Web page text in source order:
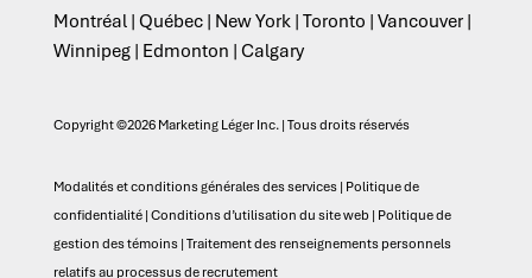
Montréal | Québec | New York | Toronto | Vancouver |
Winnipeg | Edmonton | Calgary
Copyright ©2026 Marketing Léger Inc. | Tous droits réservés
Modalités et conditions générales des services| Politique de
confidentialité| Conditions d’utilisation du site web | Politique de
gestion des témoins| Traitement des renseignements personnels
relatifs au processus de recrutement